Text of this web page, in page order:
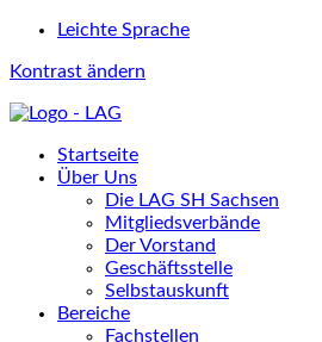
Leichte Sprache
Kontrast ändern
Startseite
Über Uns
Die LAG SH Sachsen
Mitgliedsverbände
Der Vorstand
Geschäftsstelle
Selbstauskunft
Bereiche
Fachstellen